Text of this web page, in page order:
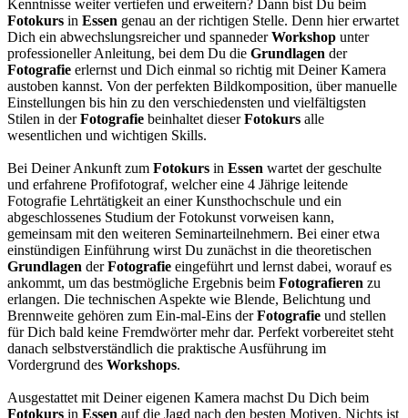
Kenntnisse weiter vertiefen und erweitern? Dann bist Du beim
Fotokurs in Essen genau an der richtigen Stelle. Denn hier erwartet
Dich ein abwechslungsreicher und spannederWorkshop unter
professioneller Anleitung, bei dem Du die Grundlagen der
Fotografie erlernst und Dich einmal so richtig mit Deiner Kamera
austoben kannst. Von der perfekten Bildkomposition, über manuelle
Einstellungen bis hin zu den verschiedensten und vielfältigsten
Stilen in derFotografie beinhaltet dieserFotokurs alle
wesentlichen und wichtigen Skills.
Bei Deiner Ankunft zum Fotokurs in Essen wartet der geschulte
und erfahrene Profifotograf, welcher eine 4 Jährige leitende
Fotografie Lehrtätigkeit an einer Kunsthochschule und ein
abgeschlossenes Studium der Fotokunst vorweisen kann,
gemeinsam mit den weiteren Seminarteilnehmern. Bei einer etwa
einstündigen Einführung wirst Du zunächst in die theoretischen
Grundlagen derFotografie eingeführt und lernst dabei, worauf es
ankommt, um das bestmögliche Ergebnis beim Fotografieren zu
erlangen. Die technischen Aspekte wie Blende, Belichtung und
Brennweite gehören zum Ein-mal-Eins derFotografie und stellen
für Dich bald keine Fremdwörter mehr dar. Perfekt vorbereitet steht
danach selbstverständlich die praktische Ausführung im
Vordergrund des Workshops.
Ausgestattet mit Deiner eigenen Kamera machst Du Dich beim
Fotokurs in Essen auf die Jagd nach den besten Motiven. Nichts ist